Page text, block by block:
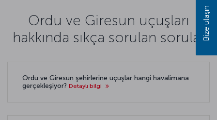
Ordu ve Giresun uçuşları
hakkında sıkça sorulan sorular
Ordu ve Giresun şehirlerine uçuşlar hangi havalimana
gerçekleşiyor? Detaylı bilgi
Bize ulaşın